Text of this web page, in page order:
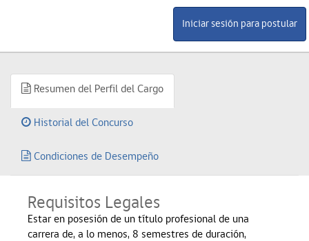
Resumen del Perfil del Cargo
Historial del Concurso
Condiciones de Desempeño
Requisitos Legales
Estar en posesión de un título profesional de una
carrera de, a lo menos, 8 semestres de duración,